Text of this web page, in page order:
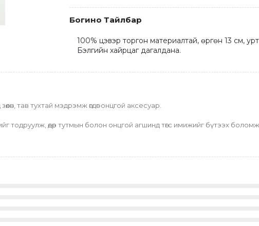
Богино Тайлбар
100% цэвэр торгон материалтай, өргөн 13 см,
Бэлгийн хайрцаг дагалдана.
тав тухтай мэдрэмж өгдөг онцгой аксесуар.
тодруулж, өдөр тутмын болон онцгой агшинд төгс имижийг бүтээх